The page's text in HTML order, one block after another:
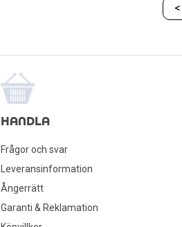
<
HANDLA
Frågor och svar
Leveransinformation
Ångerrätt
Garanti & Reklamation